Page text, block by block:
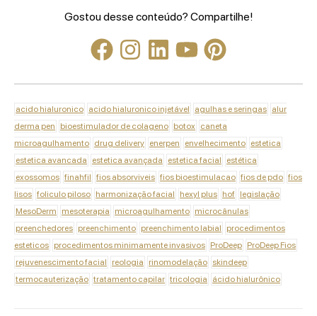
Gostou desse conteúdo? Compartilhe!
acido hialuronico acido hialuronico injetável agulhas e seringas alur
derma pen
bioestimulador de colageno botox caneta
microagulhamento drug delivery enerpen envelhecimento estetica
estetica avancada
estetica avançada estetica facial
estética
exossomos finahfil fios absorviveis fios bioestimulacao fios de pdo fios
lisos foliculo piloso harmonização facial hexyl plus hof legislação
MesoDerm
mesoterapia microagulhamento microcânulas
preenchedores preenchimento preenchimento labial
procedimentos
esteticos procedimentos minimamente invasivos ProDeep ProDeep Fios
rejuvenescimento facial
reologia rinomodelação skindeep
termocauterização tratamento capilar tricologia ácido hialurônico